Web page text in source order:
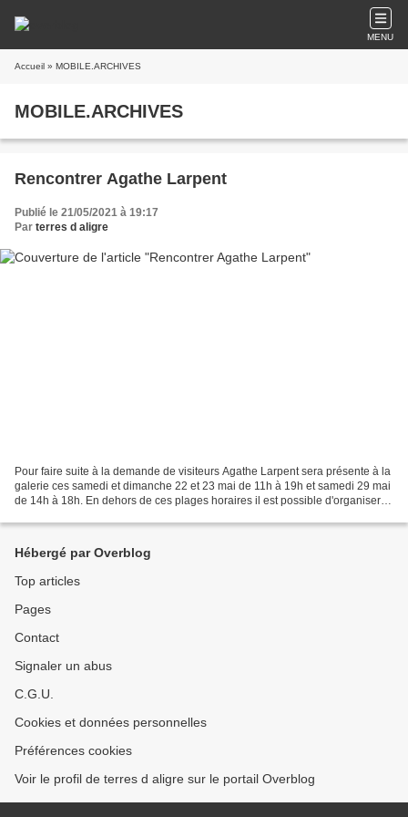
MENU
Accueil » MOBILE.ARCHIVES
MOBILE.ARCHIVES
Rencontrer Agathe Larpent
Publié le 21/05/2021 à 19:17
Par terres d aligre
Pour faire suite à la demande de visiteurs Agathe Larpent sera présente à la
galerie ces samedi et dimanche 22 et 23 mai de 11h à 19h et samedi 29 mai
de 14h à 18h. En dehors de ces plages horaires il est possible d'organiser
Hébergé par Overblog
Top articles
Pages
Contact
Signaler un abus
C.G.U.
Cookies et données personnelles
Préférences cookies
Voir le profil de terres d aligre sur le portail Overblog